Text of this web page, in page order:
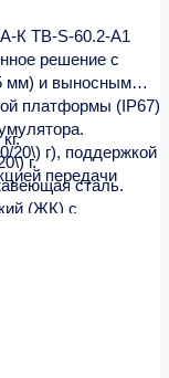
К ТВ-S-60.2-A1
решение с
мм) и выносным
платформы (IP67)
20\) г), поддержкой
передачи
г.
сталь.
(ЖК) с